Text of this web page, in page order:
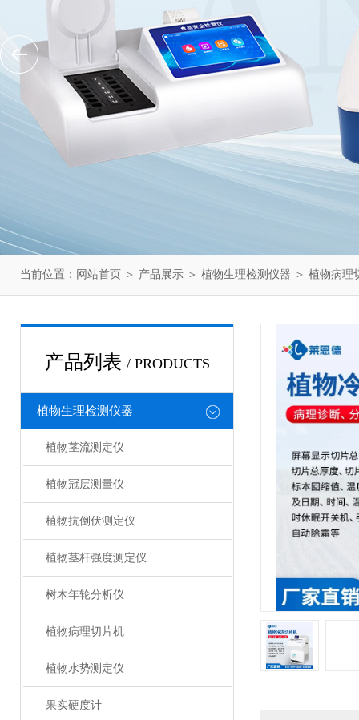
当前位置： 网站首页 ＞ 产品展示 ＞ 植物生理检测仪器 ＞ 植物病理
产品列表 / PRODUCTS
植物生理检测仪器
植物茎流测定仪
植物冠层测量仪
植物抗倒伏测定仪
植物茎杆强度测定仪
树木年轮分析仪
植物病理切片机
植物水势测定仪
果实硬度计